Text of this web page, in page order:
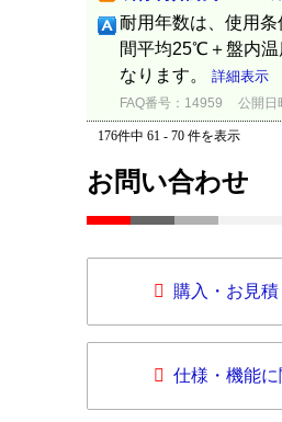
耐用年数は、使用
間平均25℃＋盤内
なります。 詳細表示
FAQ番号：14959 公開日
176件中 61 - 70 件を表示
お問い合わせ
購入・お見
仕様・機能